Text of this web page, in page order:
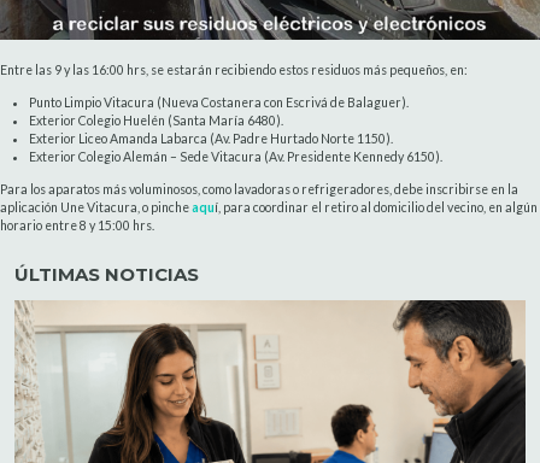
Entre las 9 y las 16:00 hrs, se estarán recibiendo estos residuos más pequeños, en:
Punto Limpio Vitacura (Nueva Costanera con Escrivá de Balaguer).
Exterior Colegio Huelén (Santa María 6480).
Exterior Liceo Amanda Labarca (Av. Padre Hurtado Norte 1150).
Exterior Colegio Alemán – Sede Vitacura (Av. Presidente Kennedy 6150).
Para los aparatos más voluminosos, como lavadoras o refrigeradores, debe inscribirse en la
aplicación Une Vitacura, o pincheaquí, para coordinar el retiro al domicilio del vecino, en algún
horario entre 8 y 15:00 hrs.
ÚLTIMAS NOTICIAS